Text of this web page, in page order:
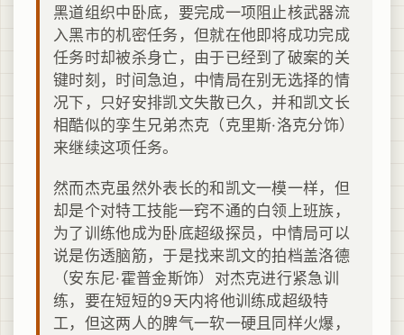
黑道组织中卧底，要完成一项阻止核武器流
入黑市的机密任务，但就在他即将成功完成
任务时却被杀身亡，由于已经到了破案的关
键时刻，时间急迫，中情局在别无选择的情
况下，只好安排凯文失散已久，并和凯文长
相酷似的孪生兄弟杰克（克里斯·洛克分饰）
来继续这项任务。
然而杰克虽然外表长的和凯文一模一样，但
却是个对特工技能一窍不通的白领上班族，
为了训练他成为卧底超级探员，中情局可以
说是伤透脑筋，于是找来凯文的拍档盖洛德
（安东尼·霍普金斯饰）对杰克进行紧急训
练，要在短短的9天内将他训练成超级特
工，但这两人的脾气一软一硬且同样火爆，